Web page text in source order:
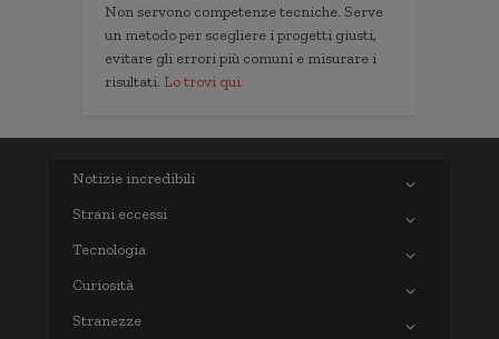
Non servono competenze tecniche. Serve
un metodo per scegliere i progetti giusti,
evitare gli errori più comuni e misurare i
risultati. Lo trovi qui.
Notizie incredibili
Strani eccessi
Tecnologia
Curiosità
Stranezze